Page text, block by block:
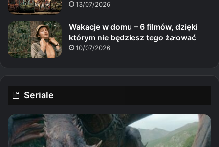
13/07/2026
Wakacje w domu – 6 filmów, dzięki
którym nie będziesz tego żałować
10/07/2026
Seriale